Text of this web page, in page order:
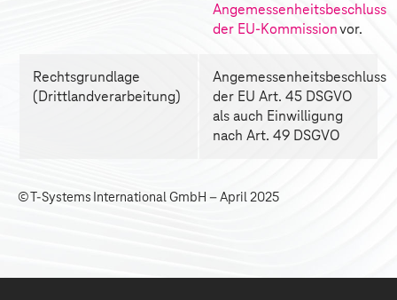
Angemessenheitsbeschluss
der EU-Kommission vor.
Rechtsgrundlage
(Drittlandverarbeitung)
Angemessenheitsbeschluss
der EU Art. 45 DSGVO
als auch Einwilligung
nach Art. 49 DSGVO
© T-Systems International GmbH – April 2025